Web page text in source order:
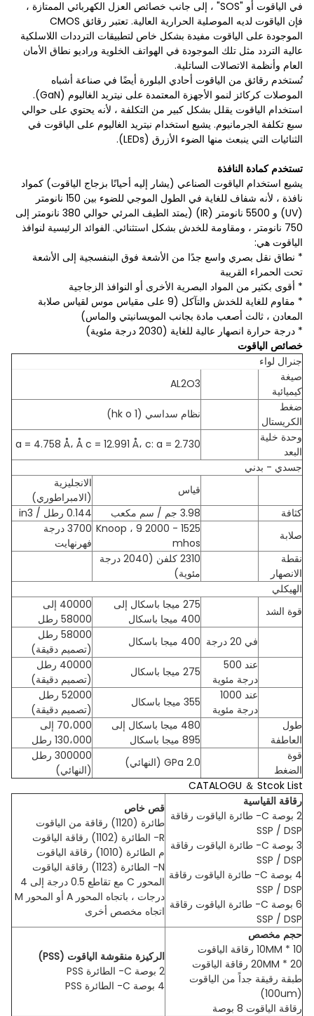
في الياقوت أو "SOS" ، إلى جانب خصائص العزل الكهربائي الممتازة ،
فإن الياقوت لديه الموصلية الحرارية العالية. تعتبر رقائق CMOS
الموجودة على الياقوت مفيدة بشكل خاص لتطبيقات الترددات اللاسلكية
عالية التردد مثل تلك الموجودة في الهواتف الخلوية وراديو نطاق الأمان
العام وأنظمة الاتصالات الساتلية.
تُستخدم رقائق من الياقوت أحادي البلورة أيضًا في صناعة أشباه
الموصلات كركائز لنمو الأجهزة المعتمدة على نيتريد الغاليوم (GaN).
استخدام الياقوت يقلل بشكل كبير من التكلفة ، لأنه يحتوي على حوالي
سبع تكلفة الجرمانيوم. يشيع استخدام نيتريد الغاليوم على الياقوت في
الثنائيات التي ينبعث منها الضوء الأزرق (LEDs).
تستخدم كمادة النافذة
يشيع استخدام الياقوت الصناعي (يشار إليه أحيانًا بزجاج الياقوت) كمواد
نافذة ، لأنه شفاف للغاية في الطول الموجي للضوء بين 150 نانومتر
(UV) و 5500 نانومتر (IR) (يمتد الطيف المرئي حوالي 380 نانومتر إلى
750 نانومتر ، ومقاومة للخدش بشكل استثنائي. الفوائد الرئيسية لنوافذ
الياقوت هي:
* نطاق نقل بصري واسع جدًا من الأشعة فوق البنفسجية إلى الأشعة
تحت الحمراء القريبة
* أقوى بكثير من المواد البصرية الأخرى أو النوافذ الزجاجية
* مقاوم للغاية للخدش والتآكل (9 على مقياس موس لقياس صلابة
المعادن ، ثالث أصعب مادة بجانب المويسانيتي والماس)
* درجة حرارة انصهار عالية للغاية (2030 درجة مئوية)
خصائص الياقوت
جنرال لواء
صيغة
كيميائية
AL2O3
ضغط
الكريستال
نظام سداسي (hk o 1)
وحدة خلية
البعد
a = 4.758 Å، Å c = 12.991 Å، c: a = 2.730
جسدي - بدني
قياس
الانجليزية
(الامبراطوري)
كثافة
3.98 جم / سم مكعب
0.144 رطل / in3
صلابة
1525 - 2000 Knoop ، 9
mhos
3700 درجة
فهرنهايت
نقطة
الانصهار
2310 كلفن (2040 درجة
مئوية)
الهيكلي
قوة الشد
275 ميجا باسكال إلى
400 ميجا باسكال
40000 إلى
58000 رطل
في 20 درجة
400 ميجا باسكال
58000 رطل
(تصميم دقيقة)
عند 500
درجة مئوية
275 ميجا باسكال
40000 رطل
(تصميم دقيقة)
عند 1000
درجة مئوية
355 ميجا باسكال
52000 رطل
(تصميم دقيقة)
طول
العاطفة
480 ميجا باسكال إلى
895 ميجا باسكال
70،000 إلى
130،000 رطل
قوة
الضغط
2.0 GPa (النهائي)
300000 رطل
(النهائي)
CATALOGU ＆ Stcok List
رقاقة القياسية
2 بوصة C- طائرة الياقوت رقاقة
SSP / DSP
3 بوصة C- طائرة الياقوت رقاقة
SSP / DSP
4 بوصة C- طائرة الياقوت رقاقة
SSP / DSP
6 بوصة C- طائرة الياقوت رقاقة
SSP / DSP
قص خاص
طائرة (1120) رقاقة من الياقوت
R- الطائرة (1102) رقاقة الياقوت
م الطائرة (1010) رقاقة الياقوت
N- الطائرة (1123) رقاقة الياقوت
المحور C مع تقاطع 0.5 درجة إلى 4
درجات ، باتجاه المحور A أو المحور M
اتجاه مخصص أخرى
حجم مخصص
10 * 10MM رقاقة الياقوت
20 * 20MM رقاقة الياقوت
طبقة رقيقة جداً من الياقوت
(100um)
رقاقة الياقوت 8 بوصة
الركيزة منقوشة الياقوت (PSS)
2 بوصة C- الطائرة PSS
4 بوصة C- الطائرة PSS